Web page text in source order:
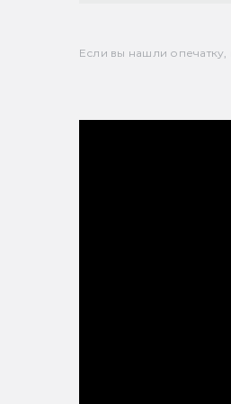
Если вы нашли опечатку,